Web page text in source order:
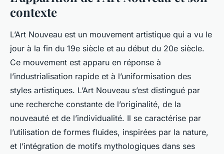
contexte
L’Art Nouveau est un mouvement artistique qui a vu le
jour à la fin du 19e siècle et au début du 20e siècle.
Ce mouvement est apparu en réponse à
l’industrialisation rapide et à l’uniformisation des
styles artistiques. L’Art Nouveau s’est distingué par
une recherche constante de l’originalité, de la
nouveauté et de l’individualité. Il se caractérise par
l’utilisation de formes fluides, inspirées par la nature,
et l’intégration de motifs mythologiques dans ses